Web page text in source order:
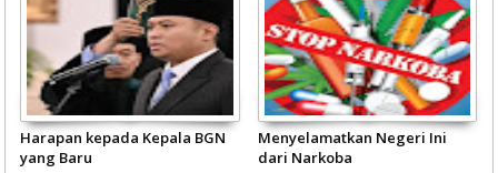
Harapan kepada Kepala BGN
yang Baru
Menyelamatkan Negeri Ini
dari Narkoba